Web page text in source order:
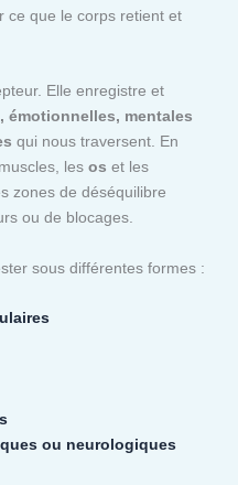
ce que le corps retient et
Elle enregistre et
mentales
qui nous traversent. En
les os et les
zones de déséquilibre
ou de blocages.
sous différentes formes :
ou neurologiques